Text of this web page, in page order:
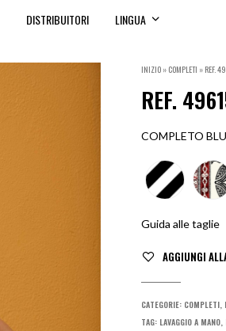
DISTRIBUITORI LINGUA
INIZIO» COMPLETI » REF.
REF.
COMPLETO
Guida alle taglie
CATEGORIE: COMPLETI,
TAG: LAVAGGIO A MANO,